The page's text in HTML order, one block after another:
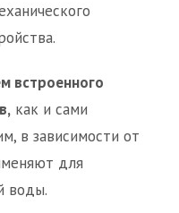
встроенного
как и сами
в зависимости от
для
воды.